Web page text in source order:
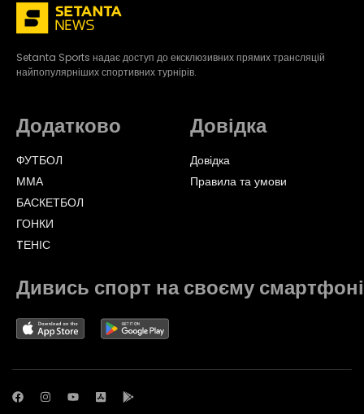
Setanta Sports надає доступ до ексклюзивних прямих трансляцій
найпопулярніших спортивних турнірів.
Додатково
ФУТБОЛ
ММА
БАСКЕТБОЛ
ГОНКИ
TЕНІС
Довідка
Довідка
Правила та умови
Дивись спорт на своєму смартфоні